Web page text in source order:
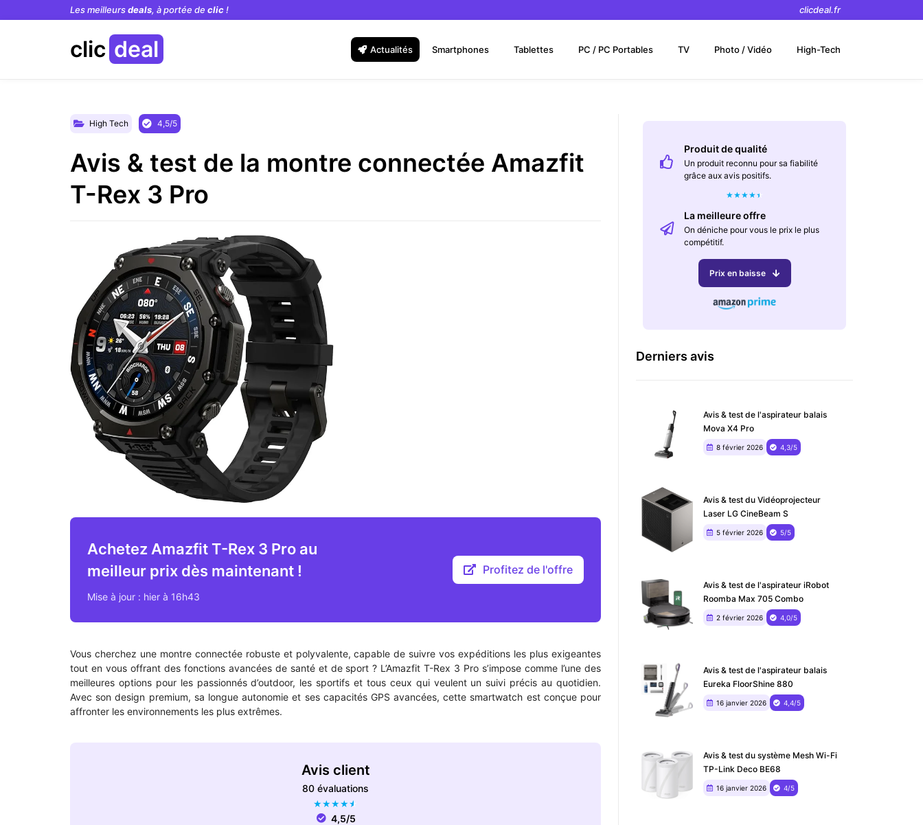
Les meilleursdeals, à portée de clic! clicdeal.fr
clic deal Actualités Smartphones Tablettes PC / PC Portables TV Photo / Vidéo High-Tech
High Tech 4,5/5
Avis & test de la montre connectée Amazfit
T-Rex 3 Pro
Achetez Amazfit T-Rex 3 Pro au
meilleur prix dès maintenant !
Mise à jour : hier à 16h43
Profitez de l'offre
Vous cherchez une montre connectée robuste et polyvalente, capable de suivre vos expéditions les plus exigeantes
tout en vous offrant des fonctions avancées de santé et de sport ? L’Amazfit T-Rex 3 Pro s’impose comme l’une des
meilleures options pour les passionnés d’outdoor, les sportifs et tous ceux qui veulent un suivi précis au quotidien.
Avec son design premium, sa longue autonomie et ses capacités GPS avancées, cette smartwatch est conçue pour
affronter les environnements les plus extrêmes.
Avis client
80 évaluations
★★★★★
4,5/5
Produit de qualité
Un produit reconnu pour sa fiabilité
grâce aux avis positifs.
★★★★★
La meilleure offre
On déniche pour vous le prix le plus
compétitif.
Prix en baisse
Derniers avis
Avis & test de l'aspirateur balais
Mova X4 Pro
8 février 2026 4,3/5
Avis & test du ‎Vidéoprojecteur
Laser LG CineBeam S
5 février 2026 5/5
Avis & test de l'aspirateur iRobot
Roomba Max 705 Combo
2 février 2026 4,0/5
Avis & test de l'aspirateur balais
Eureka FloorShine 880
16 janvier 2026 4,4/5
Avis & test du système Mesh Wi-Fi
TP-Link Deco BE68
16 janvier 2026 4/5